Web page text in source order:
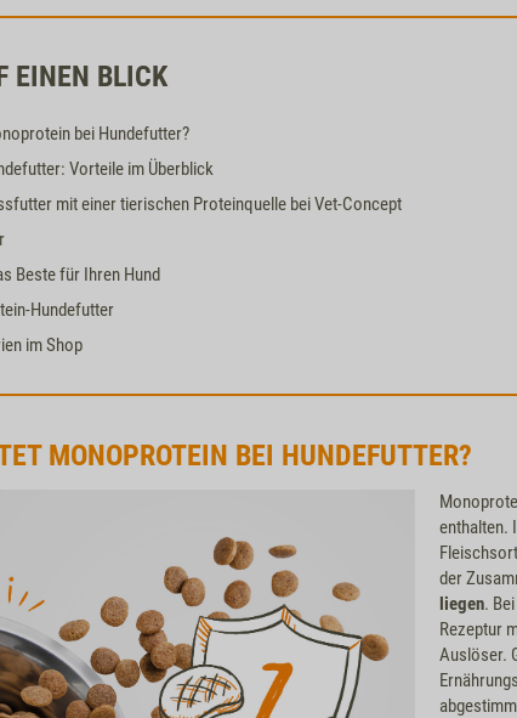
EINEN BLICK
bei Hundefutter?
Vorteile im Überblick
mit einer tierischen Proteinquelle bei Vet-Concept
Beste für Ihren Hund
Hundefutter
im Shop
MONOPROTEIN BEI HUNDEFUTTER?
enthalten.
der
liegen.
Rezeptur
Auslöser.